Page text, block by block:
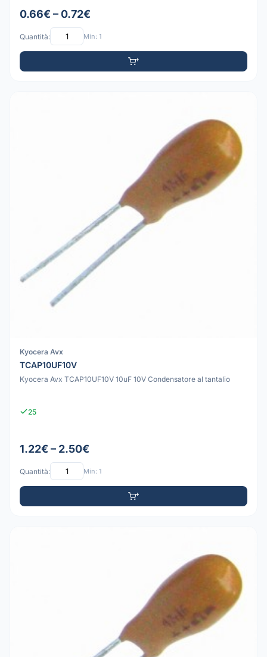
0.66€ – 0.72€
Quantità: Min: 1
Kyocera Avx
TCAP10UF10V
Kyocera Avx TCAP10UF10V 10uF 10V Condensatore al tantalio
25
1.22€ – 2.50€
Quantità: Min: 1